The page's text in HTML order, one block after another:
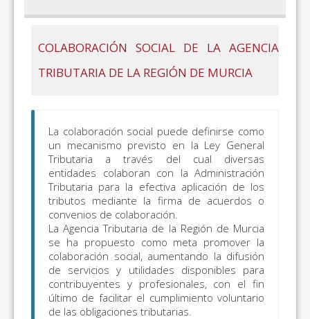
COLABORACIÓN SOCIAL DE LA AGENCIA
TRIBUTARIA DE LA REGIÓN DE MURCIA
La colaboración social puede definirse como
un mecanismo previsto en la Ley General
Tributaria a través del cual diversas
entidades colaboran con la Administración
Tributaria para la efectiva aplicación de los
tributos mediante la firma de acuerdos o
convenios de colaboración.
La Agencia Tributaria de la Región de Murcia
se ha propuesto como meta promover la
colaboración social, aumentando la difusión
de servicios y utilidades disponibles para
contribuyentes y profesionales, con el fin
último de facilitar el cumplimiento voluntario
de las obligaciones tributarias.